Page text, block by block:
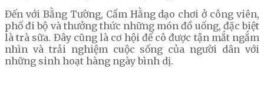
Đến với Bằng Tường, Cẩm Hằng dạo chơi ở công viên,
phố đi bộ và thưởng thức những món đồ uống, đặc biệt
là trà sữa. Đây cũng là cơ hội để cô được tận mắt ngắm
nhìn và trải nghiệm cuộc sống của người dân với
những sinh hoạt hàng ngày bình dị.